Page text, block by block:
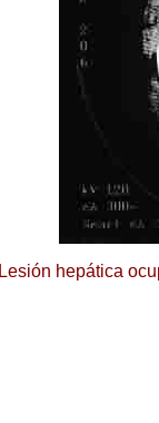
Lesión hepática